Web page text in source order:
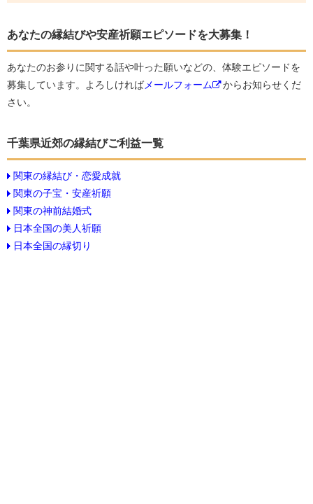
あなたの縁結びや安産祈願エピソードを大募集！
あなたのお参りに関する話や叶った願いなどの、体験エピソードを
募集しています。よろしければメールフォーム
からお知らせくだ
さい。
千葉県近郊の縁結びご利益一覧
関東の縁結び・恋愛成就
関東の子宝・安産祈願
関東の神前結婚式
日本全国の美人祈願
日本全国の縁切り